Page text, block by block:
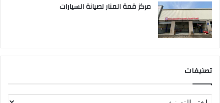
مركز قمة المنار لصيانة السيارات
تصنيفات